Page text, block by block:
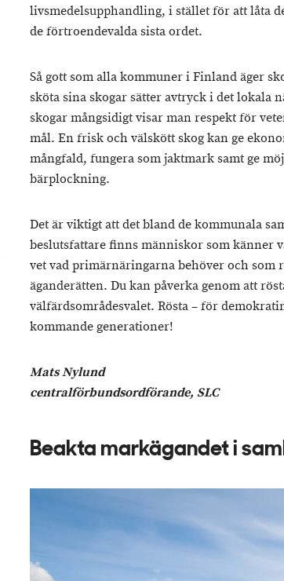
livsmedelsupphandling, i stället för att låta
de förtroendevalda sista ordet.
Så gott som alla kommuner i Finland äger
sköta sina skogar sätter avtryck i det lokala
skogar mångsidigt visar man respekt för
mål. En frisk och välskött skog kan ge
mångfald, fungera som jaktmark samt ge
bärplockning.
Det är viktigt att det bland de kommunala
beslutsfattare finns människor som känner
vet vad primärnäringarna behöver och som
äganderätten. Du kan påverka genom att
välfärdsområdesvalet. Rösta – för
kommande generationer!
Mats Nylund
centralförbundsordförande, SLC
Beakta markägandet i